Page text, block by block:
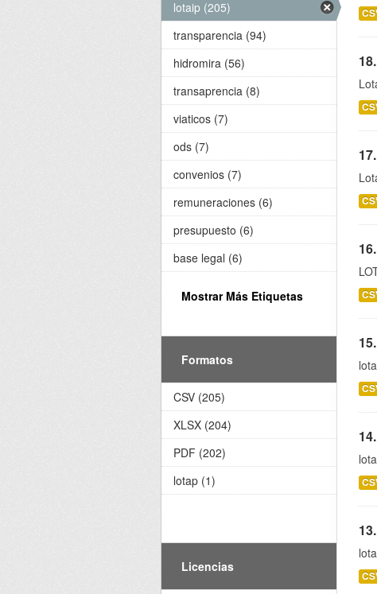
lotaip (205)
transparencia (94)
hidromira (56)
transaprencia (8)
viaticos (7)
ods (7)
convenios (7)
remuneraciones (6)
presupuesto (6)
base legal (6)
Mostrar Más Etiquetas
Formatos
CSV (205)
XLSX (204)
PDF (202)
lotap (1)
Licencias